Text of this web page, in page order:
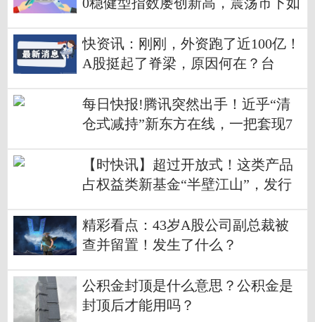
0稳健型指数屡创新高，震荡市下如
快资讯：刚刚，外资跑了近100亿！
A股挺起了脊梁，原因何在？台
车炸毁！富士山或喷发？日警察厅
全面准备！
每日快报!腾讯突然出手！近乎“清
仓式减持”新东方在线，一把套现7
有机构挖董宇辉！一根玉米卖6元被
质疑太贵
【时快讯】超过开放式！这类产品
占权益类新基金“半壁江山”，发行
精彩看点：43岁A股公司副总裁被
查并留置！发生了什么？
公积金封顶是什么意思？公积金是
封顶后才能用吗？